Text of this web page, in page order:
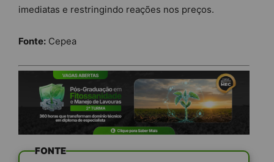
imediatas e restringindo reações nos preços.
Fonte: Cepea
FONTE